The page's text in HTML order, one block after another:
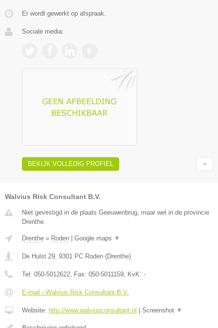
Er wordt gewerkt op afspraak.
Sociale media:
BEKIJK VOLLEDIG PROFIEL
Walvius Risk Consultant B.V.
Niet gevestigd in de plaats Geeuwenbrug, maar wel in de provincie
Drenthe.
Drenthe » Roden Google maps ▼
De Hulst 29, 9301 PC Roden (Drenthe)
Tel: 050-5012622, Fax: 050-5011159, KvK: -
E-mail › Walvius Risk Consultant B.V.
Website: http://www.walviusconsultant.nl Screenshot ▼